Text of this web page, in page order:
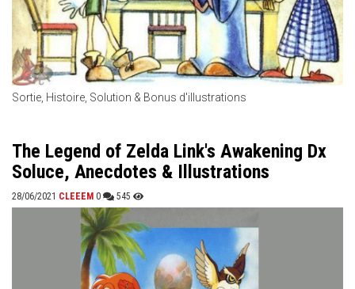
Sortie, Histoire, Solution & Bonus d'illustrations
The Legend of Zelda Link's Awakening Dx
Soluce, Anecdotes & Illustrations
28/06/2021 CLEEEM 0 545